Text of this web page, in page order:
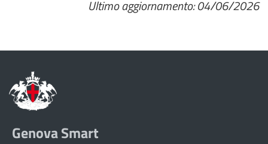
Ultimo aggiornamento: 04/06/2026
Genova Smart